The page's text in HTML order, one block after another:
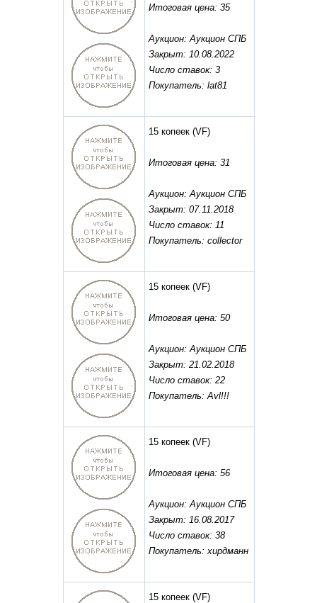
Итоговая цена: 35
Аукцион: Аукцион СПБ
Закрыт: 10.08.2022
Число ставок: 3
Покупатель: lat81
15 копеек (VF)
Итоговая цена: 31
Аукцион: Аукцион СПБ
Закрыт: 07.11.2018
Число ставок: 11
Покупатель: collector
15 копеек (VF)
Итоговая цена: 50
Аукцион: Аукцион СПБ
Закрыт: 21.02.2018
Число ставок: 22
Покупатель: Avl!!!
15 копеек (VF)
Итоговая цена: 56
Аукцион: Аукцион СПБ
Закрыт: 16.08.2017
Число ставок: 38
Покупатель: хирдманн
15 копеек (VF)